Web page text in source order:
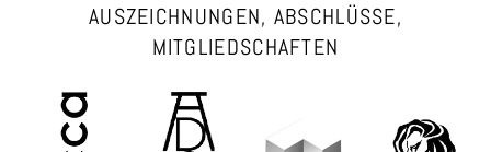
AUSZEICHNUNGEN, ABSCHLÜSSE,
MITGLIEDSCHAFTEN